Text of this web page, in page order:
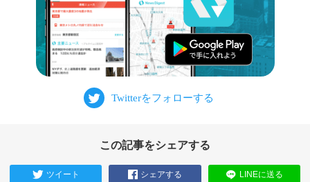
この記事をシェアする
ツイート シェアする LINEに送る